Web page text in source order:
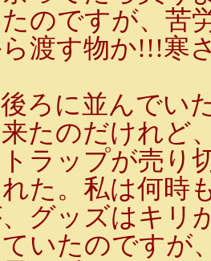
のですが、苦
渡す物か!!!寒
ろに並んでい
たのだけれど
ラップが売り
た。私は何時
グッズはキリ
いたのですが